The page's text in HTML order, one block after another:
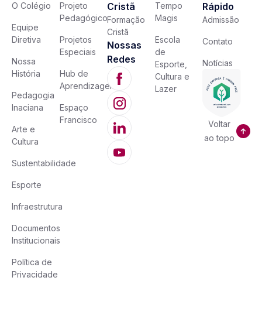
O Colégio
Equipe
Diretiva
Nossa
História
Pedagogia
Inaciana
Arte e
Cultura
Sustentabilidade
Esporte
Infraestrutura
Documentos
Institucionais
Política de
Privacidade
Projeto
Pedagógico
Projetos
Especiais
Hub de
Aprendizagem
Espaço
Francisco
Cristã
Formação
Cristã
Nossas
Redes
Tempo
Magis
Escola
de
Esporte,
Cultura e
Lazer
Rápido
Admissão
Contato
Notícias
Voltar
ao topo